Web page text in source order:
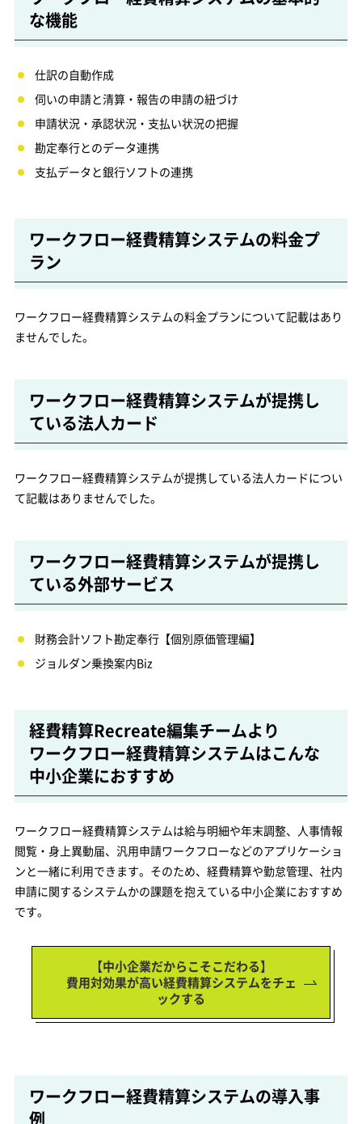
な機能
仕訳の自動作成
伺いの申請と清算・報告の申請の紐づけ
申請状況・承認状況・支払い状況の把握
勘定奉行とのデータ連携
支払データと銀行ソフトの連携
ワークフロー経費精算システムの料金プ
ラン
ワークフロー経費精算システムの料金プランについて記載はあり
ませんでした。
ワークフロー経費精算システムが提携し
ている法人カード
ワークフロー経費精算システムが提携している法人カードについ
て記載はありませんでした。
ワークフロー経費精算システムが提携し
ている外部サービス
財務会計ソフト勘定奉行【個別原価管理編】
ジョルダン乗換案内Biz
経費精算Recreate編集チームより
ワークフロー経費精算システムはこんな
中小企業におすすめ
ワークフロー経費精算システムは給与明細や年末調整、人事情報
閲覧・身上異動届、汎用申請ワークフローなどのアプリケーショ
ンと一緒に利用できます。そのため、経費精算や勤怠管理、社内
申請に関するシステムかの課題を抱えている中小企業におすすめ
です。
【中小企業だからこそこだわる】
費用対効果が高い経費精算システムをチェ
ックする
ワークフロー経費精算システムの導入事
例